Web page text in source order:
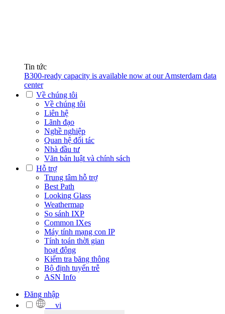
Tin tức
B300-ready capacity is available now at our Amsterdam data
center
Về chúng tôi
Về chúng tôi
Liên hệ
Lãnh đạo
Nghề nghiệp
Quan hệ đối tác
Nhà đầu tư
Văn bản luật và chính sách
Hỗ trợ
Trung tâm hỗ trợ
Best Path
Looking Glass
Weathermap
So sánh IXP
Common IXes
Máy tính mạng con IP
Tính toán thời gian
hoạt động
Kiểm tra băng thông
Bộ định tuyến trễ
ASN Info
Đăng nhập
vi